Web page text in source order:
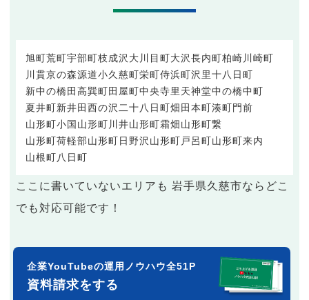
旭町荒町宇部町枝成沢 大川目町大沢長内町柏崎 川崎町
川貫京の森源道小久慈町栄町侍浜町沢里十八日町
新中の橋田高巽町田屋町中央寺里 天神堂中の橋中町
夏井町新井田西の沢 二十八日町畑田本町湊町門前
山形町小国山形町川井山形町霜畑山形町繋
山形町荷軽部山形町日野沢 山形町戸呂町山形町来内
山根町八日町
ここに書いていないエリアも 岩手県久慈市ならどこ
でも対応可能です！
企業YouTubeの運用ノウハウ全51P
資料請求をする